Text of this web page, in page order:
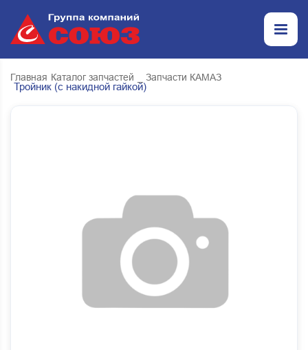
Главная Каталог запчастей _ Запчасти КАМАЗ
Тройник (с накидной гайкой)